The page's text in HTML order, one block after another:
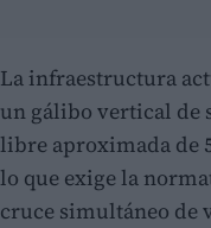
La infraestructura
un gálibo vertical de
libre aproximada de
lo que exige la
cruce simultáneo de